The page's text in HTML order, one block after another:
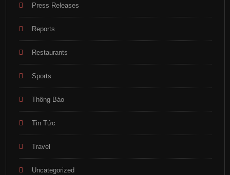
Press Releases
Reports
Restaurants
Sports
Thông Báo
Tin Tức
Travel
Uncategorized